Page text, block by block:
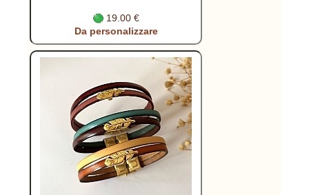
19.00 €
Da personalizzare